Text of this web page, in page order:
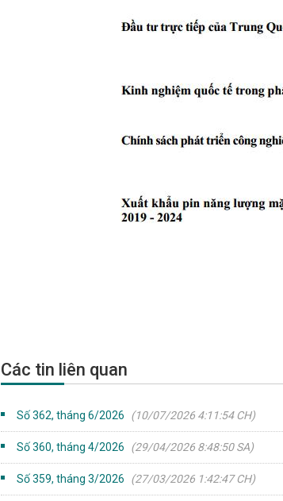
Các tin liên quan
Số 362, tháng 6/2026 (10/07/2026 4:11:54 CH)
Số 360, tháng 4/2026 (29/04/2026 8:48:50 SA)
Số 359, tháng 3/2026 (27/03/2026 1:42:47 CH)